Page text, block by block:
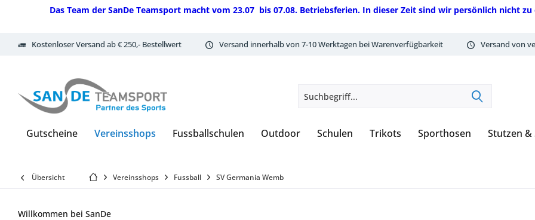
Das Team der SanDe Teamsport macht vom 23.07 bis 07.08. Betriebsferien. In dieser Zeit sind wir persönlich nicht
Kostenloser Versand ab € 250,- Bestellwert Versand innerhalb von 7-10 Werktagen bei Warenverfügbarkeit Versand von
Gutscheine Vereinsshops Fussballschulen Outdoor Schulen Trikots Sporthosen Stutzen &
Übersicht Vereinsshops Fussball SV Germania Wemb
Willkommen bei SanDe